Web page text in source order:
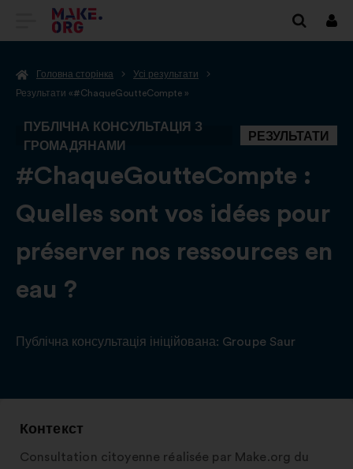
ПЕРЕЙТИ
ГОЛОВНУ
MAKE.ORG
Головна сторінка
Усі результати
Результати «#ChaqueGoutteCompte »
ПУБЛІЧНА КОНСУЛЬТАЦІЯ З
ГРОМАДЯНАМИ
РЕЗУЛЬТАТИ
-
#ChaqueGoutteCompte :
Quelles sont vos idées pour
préserver nos ressources en
eau ?
Публічна консультація ініційована: Groupe Saur
Контекст
Consultation citoyenne réalisée par Make.org du